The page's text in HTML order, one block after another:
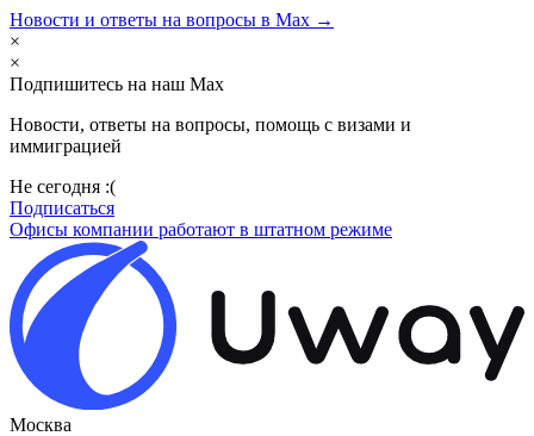
Новости и ответы на вопросы в Max →
×
×
Подпишитесь на наш Max
Новости, ответы на вопросы, помощь с визами и
иммиграцией
Не сегодня :(
Подписаться
Офисы компании работают в штатном режиме
Москва